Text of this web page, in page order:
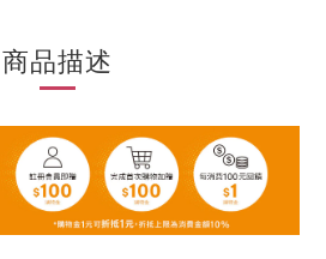
商品描述